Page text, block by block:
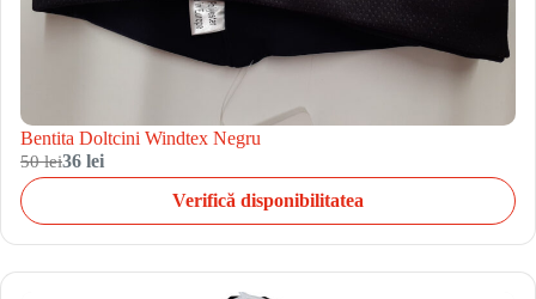
Bentita Doltcini Windtex Negru
50 lei36 lei
Verifică disponibilitatea